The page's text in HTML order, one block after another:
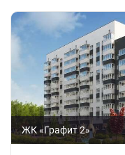
ЖК «Графит 2»